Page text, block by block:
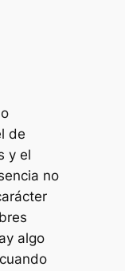
de
y el
no
algo